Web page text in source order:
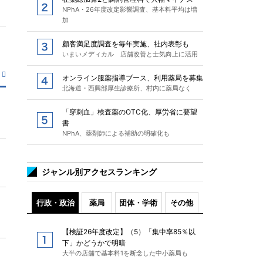
NPhA・26年度改定影響調査、基本料平均は増
加
顧客満足度調査を毎年実施、社内表彰も
いまいメディカル 店舗改善と士気向上に活用
オンライン服薬指導ブース、利用薬局を募集
北海道・西興部厚生診療所、村内に薬局なく
「穿刺血」検査薬のOTC化、厚労省に要望
書
NPhA、薬剤師による補助の明確化も
ジャンル別アクセスランキング
行政・政治 薬局 団体・学術 その他
【検証26年度改定】（5）「集中率85％以
下」かどうかで明暗
大半の店舗で基本料1を断念した中小薬局も